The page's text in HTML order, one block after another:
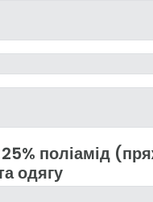
поліамід
одягу